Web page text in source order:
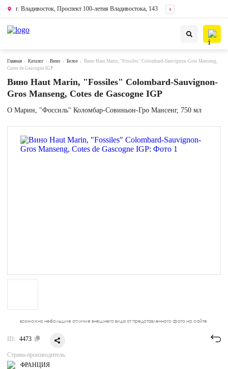
г. Владивосток, Проспект 100-летия Владивостока, 143
Главная Каталог Вино Белое
Вино Haut Marin, "Fossiles" Colombard-Sauvignon-Gros Manseng,
Cotes de Gascogne IGP
Вино Haut Marin, "Fossiles" Colombard-Sauvignon-
Gros Manseng, Cotes de Gascogne IGP
О Марин, "Фоссиль" Коломбар-Совиньон-Гро Мансенг, 750 мл
возможно небольшие отличие внешнего вида от представленного фото на сайте
ID: 4473
Страна-производитель:
ФРАНЦИЯ